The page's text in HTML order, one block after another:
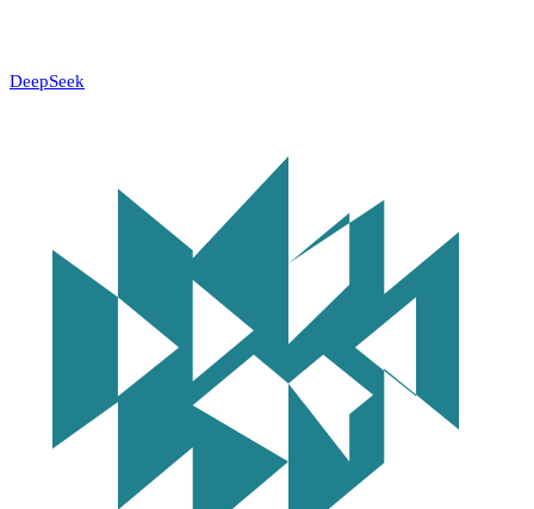
DeepSeek